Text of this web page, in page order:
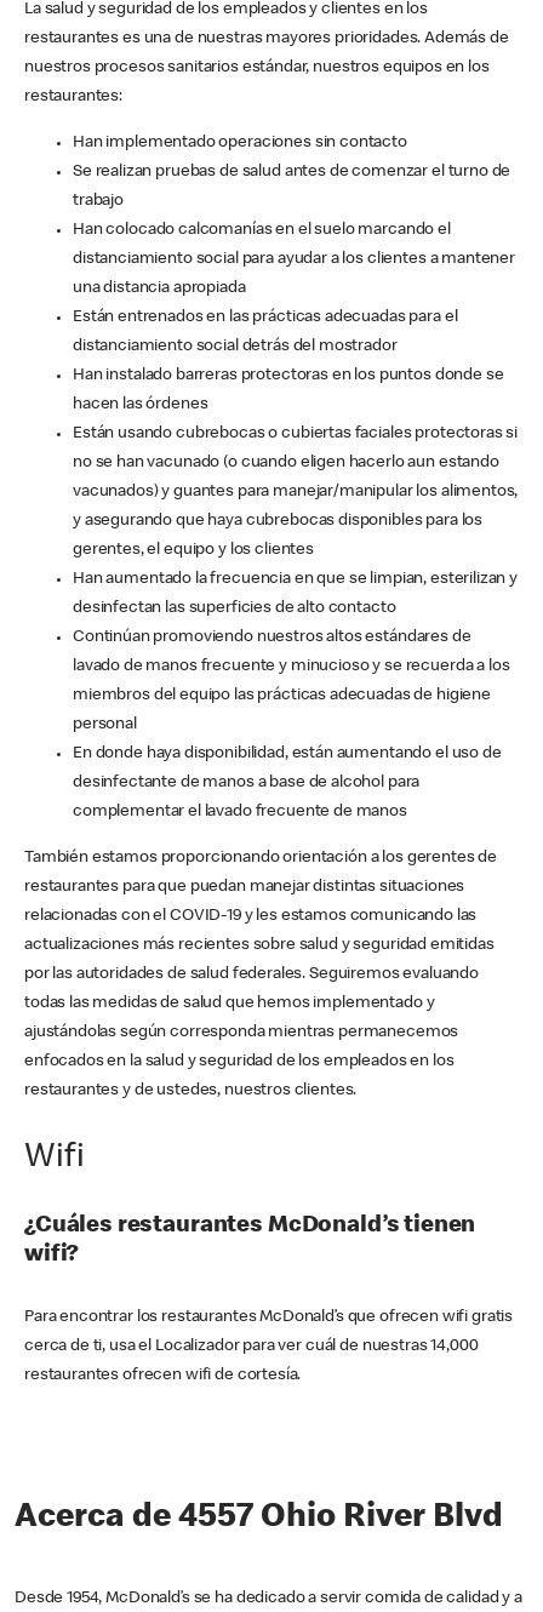
La salud y seguridad de los empleados y clientes en los
restaurantes es una de nuestras mayores prioridades. Además de
nuestros procesos sanitarios estándar, nuestros equipos en los
restaurantes:
Han implementado operaciones sin contacto
Se realizan pruebas de salud antes de comenzar el turno de
trabajo
Han colocado calcomanías en el suelo marcando el
distanciamiento social para ayudar a los clientes a mantener
una distancia apropiada
Están entrenados en las prácticas adecuadas para el
distanciamiento social detrás del mostrador
Han instalado barreras protectoras en los puntos donde se
hacen las órdenes
Están usando cubrebocas o cubiertas faciales protectoras si
no se han vacunado (o cuando eligen hacerlo aun estando
vacunados) y guantes para manejar/manipular los alimentos,
y asegurando que haya cubrebocas disponibles para los
gerentes, el equipo y los clientes
Han aumentado la frecuencia en que se limpian, esterilizan y
desinfectan las superficies de alto contacto
Continúan promoviendo nuestros altos estándares de
lavado de manos frecuente y minucioso y se recuerda a los
miembros del equipo las prácticas adecuadas de higiene
personal
En donde haya disponibilidad, están aumentando el uso de
desinfectante de manos a base de alcohol para
complementar el lavado frecuente de manos
También estamos proporcionando orientación a los gerentes de
restaurantes para que puedan manejar distintas situaciones
relacionadas con el COVID-19 y les estamos comunicando las
actualizaciones más recientes sobre salud y seguridad emitidas
por las autoridades de salud federales. Seguiremos evaluando
todas las medidas de salud que hemos implementado y
ajustándolas según corresponda mientras permanecemos
enfocados en la salud y seguridad de los empleados en los
restaurantes y de ustedes, nuestros clientes.
Wifi
¿Cuáles restaurantes McDonald’s tienen
wifi?
Para encontrar los restaurantes McDonald’s que ofrecen wifi gratis
cerca de ti, usa el Localizador para ver cuál de nuestras 14,000
restaurantes ofrecen wifi de cortesía.
Acerca de 4557 Ohio River Blvd
Desde 1954, McDonald’s se ha dedicado a servir comida de calidad y a